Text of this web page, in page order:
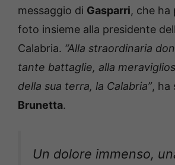
messaggio di Gasparri, che ha
foto insieme alla presidente
Calabria. “Alla straordinaria
tante battaglie, alla
della sua terra, la Calabria”, ha
Brunetta.
Un dolore immenso,